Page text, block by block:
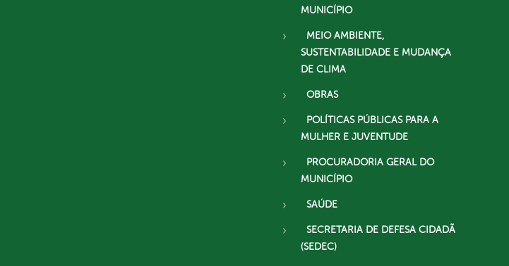
MUNICÍPIO
MEIO AMBIENTE,
SUSTENTABILIDADE E MUDANÇA
DE CLIMA
OBRAS
POLÍTICAS PÚBLICAS PARA A
MULHER E JUVENTUDE
PROCURADORIA GERAL DO
MUNICÍPIO
SAÚDE
SECRETARIA DE DEFESA CIDADÃ
(SEDEC)